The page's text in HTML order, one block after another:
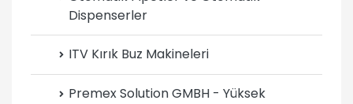
Dispenserler
ITV Kırık Buz Makineleri
Premex Solution GMBH - Yüksek